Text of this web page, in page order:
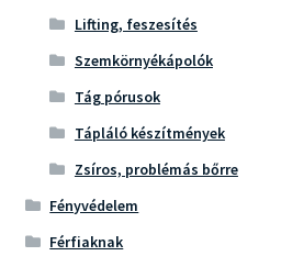
Lifting, feszesítés
Szemkörnyékápolók
Tág pórusok
Tápláló készítmények
Zsíros, problémás bőrre
Fényvédelem
Férfiaknak